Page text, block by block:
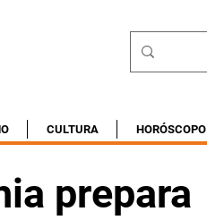
CULTURA HORÓSCOPO
prepara